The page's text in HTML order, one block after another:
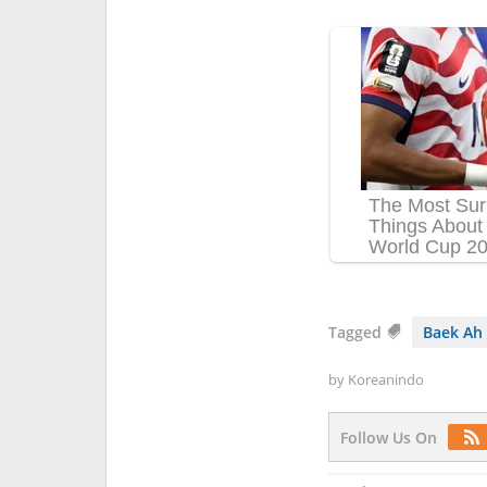
Tagged Baek Ah
by Koreanindo
Follow Us On